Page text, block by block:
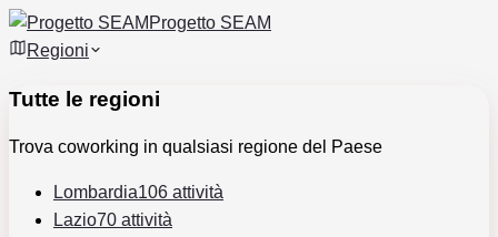
Progetto SEAM
Regioni
Tutte le regioni
Trova coworking in qualsiasi regione del Paese
Lombardia106 attività
Lazio70 attività